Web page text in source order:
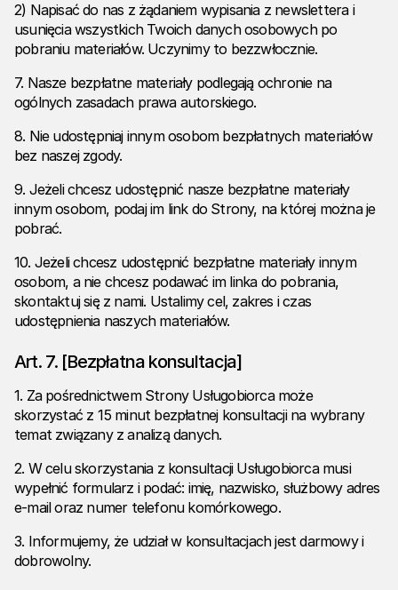
2) Napisać do nas z żądaniem wypisania z newslettera i
usunięcia wszystkich Twoich danych osobowych po
pobraniu materiałów. Uczynimy to bezzwłocznie.
7. Nasze bezpłatne materiały podlegają ochronie na
ogólnych zasadach prawa autorskiego.
8. Nie udostępniaj innym osobom bezpłatnych materiałów
bez naszej zgody.
9. Jeżeli chcesz udostępnić nasze bezpłatne materiały
innym osobom, podaj im link do Strony, na której można je
pobrać.
10. Jeżeli chcesz udostępnić bezpłatne materiały innym
osobom, a nie chcesz podawać im linka do pobrania,
skontaktuj się z nami. Ustalimy cel, zakres i czas
udostępnienia naszych materiałów.
Art. 7. [Bezpłatna konsultacja]
1. Za pośrednictwem Strony Usługobiorca może
skorzystać z 15 minut bezpłatnej konsultacji na wybrany
temat związany z analizą danych.
2. W celu skorzystania z konsultacji Usługobiorca musi
wypełnić formularz i podać: imię, nazwisko, służbowy adres
e-mail oraz numer telefonu komórkowego.
3. Informujemy, że udział w konsultacjach jest darmowy i
dobrowolny.